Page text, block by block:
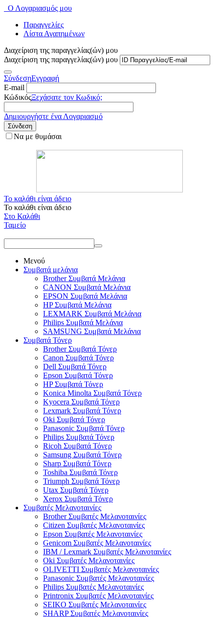
Ο Λογαριασμός μου
Παραγγελίες
Λίστα Αγαπημένων
Διαχείριση της παραγγελίας(ών) μου
Διαχείριση της παραγγελίας(ών) μου
ΣύνδεσηΕγγραφή
E-mail
ΚώδικόςΞεχάσατε τον Κωδικό;
Δημιουργήστε ένα Λογαριασμό
Σύνδεση
Να με θυμάσαι
Το καλάθι είναι άδειο
Το καλάθι είναι άδειο
Στο Καλάθι
Ταμείο
Μενού
Συμβατά μελάνια
Brother Συμβατά Μελάνια
CANON Συμβατά Μελάνια
EPSON Συμβατά Μελάνια
HP Συμβατά Μελάνια
LEXMARK Συμβατά Μελάνια
Philips Συμβατά Μελάνια
SAMSUNG Συμβατά Μελάνια
Συμβατά Τόνερ
Brother Συμβατά Τόνερ
Canon Συμβατά Τόνερ
Dell Συμβατά Τόνερ
Epson Συμβατά Τόνερ
HP Συμβατά Τόνερ
Konica Minolta Συμβατά Τόνερ
Kyocera Συμβατά Τόνερ
Lexmark Συμβατά Τόνερ
Oki Συμβατά Τόνερ
Panasonic Συμβατά Τόνερ
Philips Συμβατά Τόνερ
Ricoh Συμβατά Τόνερ
Samsung Συμβατά Τόνερ
Sharp Συμβατά Τόνερ
Toshiba Συμβατά Τόνερ
Triumph Συμβατά Τόνερ
Utax Συμβατά Τόνερ
Xerox Συμβατά Τόνερ
Συμβατές Μελανοταινίες
Brother Συμβατές Μελανοταινίες
Citizen Συμβατές Μελανοταινίες
Epson Συμβατές Μελανοταινίες
Genicom Συμβατές Μελανοταινίες
IBM / Lexmark Συμβατές Μελανοταινίες
Oki Συμβατές Μελανοταινίες
OLIVETTI Συμβατές Μελανοταινίες
Panasonic Συμβατές Μελανοταινίες
Philips Συμβατές Μελανοταινίες
Printronix Συμβατές Μελανοταινίες
SEIKO Συμβατές Μελανοταινίες
SHARP Συμβατές Μελανοταινίες